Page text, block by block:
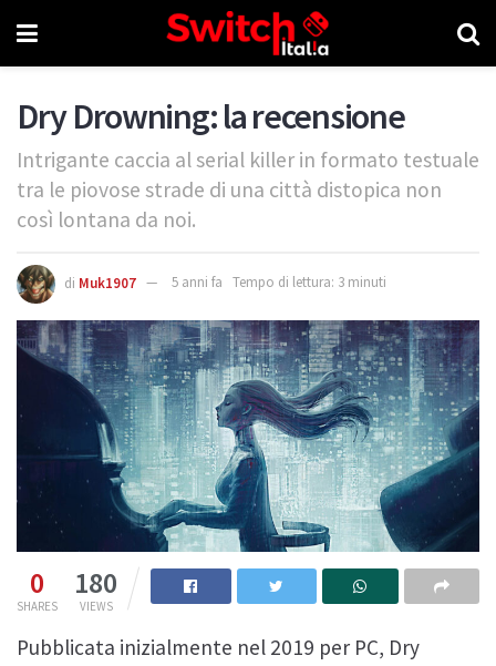
Dry Drowning: la recensione
Intrigante caccia al serial killer in formato testuale
tra le piovose strade di una città distopica non
così lontana da noi.
di Muk1907 5 anni fa Tempo di lettura: 3 minuti
0
SHARES
180
VIEWS
Pubblicata inizialmente nel 2019 per PC, Dry